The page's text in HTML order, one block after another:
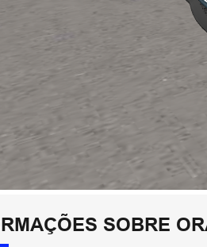
SOBRE